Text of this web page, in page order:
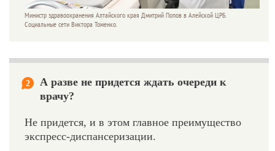
Министр здравоохранения Алтайского края Дмитрий Попов в Алейской ЦРБ.
Социальные сети Виктора Томенко.
2
А разве не придется ждать очереди к
врачу?
Не придется, и в этом главное преимущество
экспресс-диспансеризации.